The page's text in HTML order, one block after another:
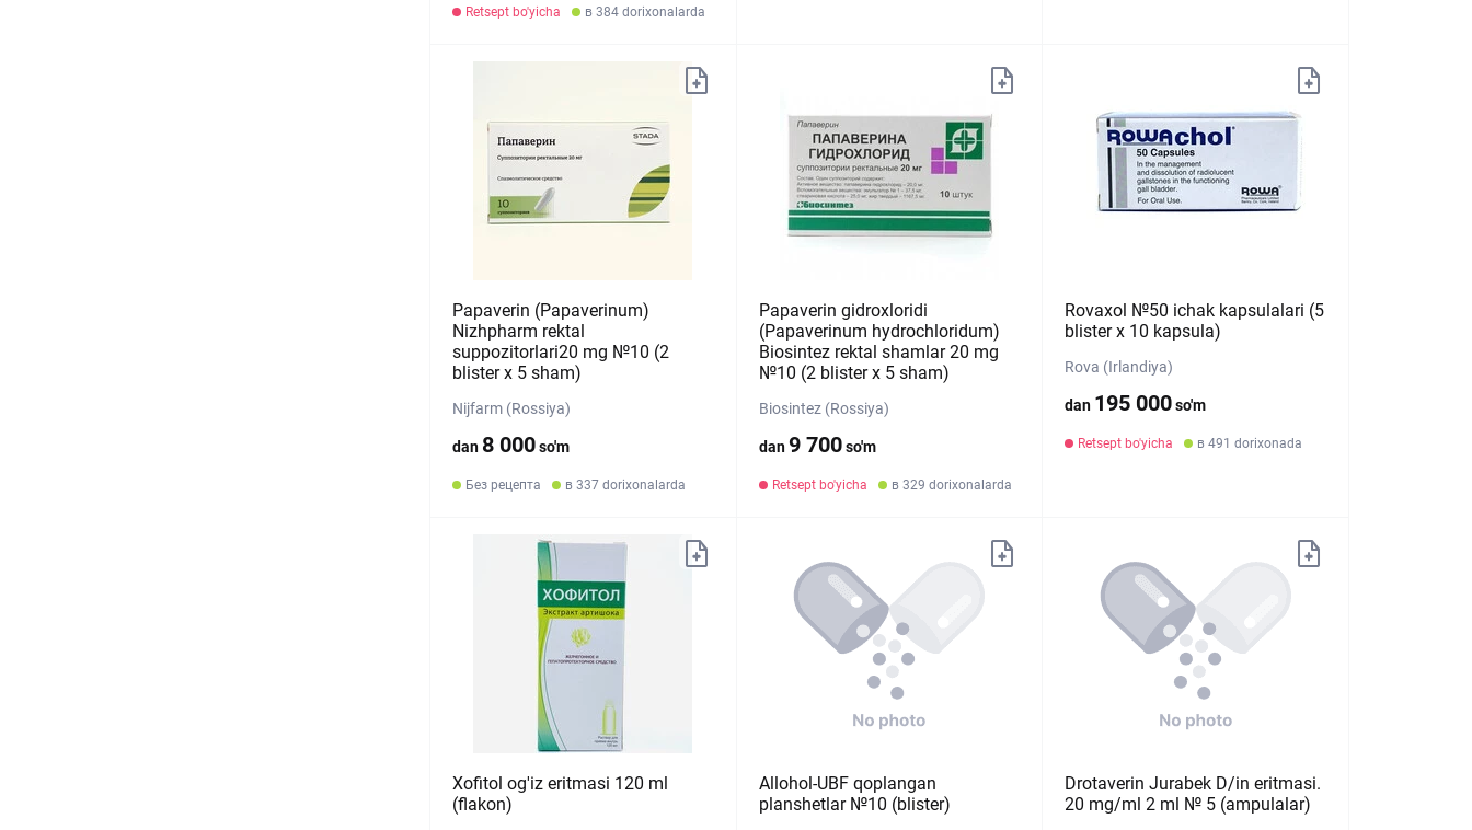
Retsept bo'yicha в 384 dorixonalarda
Papaverin (Papaverinum)
Nizhpharm rektal
suppozitorlari20 mg №10 (2
blister х 5 sham)
Nijfarm (Rossiya)
dan 8 000so'm
Без рецепта в 337 dorixonalarda
Papaverin gidroxloridi
(Papaverinum hydrochloridum)
Biosintez rektal shamlar 20 mg
№10 (2 blister х 5 sham)
Biosintez (Rossiya)
dan9 700so'm
Retsept bo'yicha в 329 dorixonalarda
Rovaxol №50 ichak kapsulalari (5
blister х 10 kapsula)
Rova (Irlandiya)
dan 195 000so'm
Retsept bo'yicha в 491 dorixonada
Xofitol og'iz eritmasi 120 ml
(flakon)
Allohol-UBF qoplangan
planshetlar №10 (blister)
Drotaverin Jurabek D/in eritmasi.
20 mg/ml 2 ml № 5 (ampulalar)